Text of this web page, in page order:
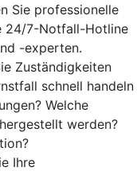
Sie professionelle
24/7-Notfall-Hotline
-experten.
Zuständigkeiten
schnell handeln
Welche
werden?
Ihre